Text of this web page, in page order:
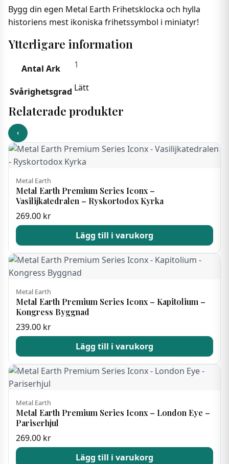
Bygg din egen Metal Earth Frihetsklocka och hylla
historiens mest ikoniska frihetssymbol i miniatyr!
Ytterligare information
Antal Ark 1
Svårighetsgrad Lätt
Relaterade produkter
‹
Metal Earth
Metal Earth Premium Series Iconx –
Vasilijkatedralen – Ryskortodox Kyrka
269.00 kr
Lägg till i varukorg
Metal Earth
Metal Earth Premium Series Iconx – Kapitolium –
Kongress Byggnad
239.00 kr
Lägg till i varukorg
Metal Earth
Metal Earth Premium Series Iconx – London Eye –
Pariserhjul
269.00 kr
Lägg till i varukorg